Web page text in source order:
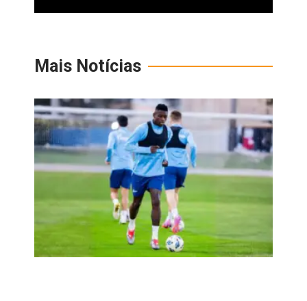
Mais Notícias